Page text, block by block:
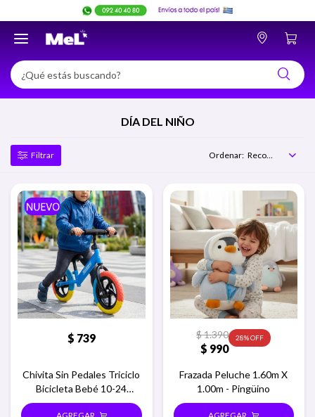

DÍA DEL NIÑO
Recomendados
$ 739
Chivita Sin Pedales Triciclo
Bicicleta Bebé 10-24
Meses - Azul
$ 990
$1.390 28
Frazada Peluche 1.60m X
1.00m - Pingüino